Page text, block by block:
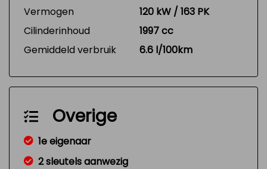
Vermogen
120 kW / 163 PK
Cilinderinhoud
1997 cc
Gemiddeld verbruik
6.6 l/100km
Overige
1e eigenaar
2 sleutels aanwezig